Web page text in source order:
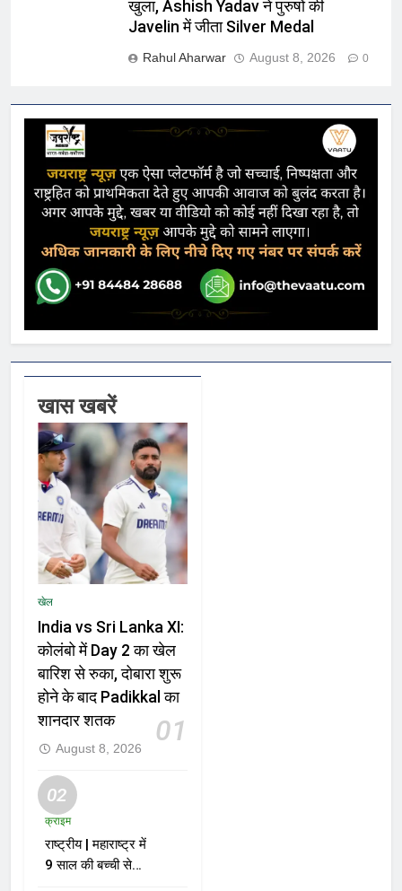
खुला, Ashish Yadav ने पुरुषों की
Javelin में जीता Silver Medal
Rahul Aharwar August 8, 2026 0
खास खबरें
खेल
India vs Sri Lanka XI:
कोलंबो में Day 2 का खेल
बारिश से रुका, दोबारा शुरू
होने के बाद Padikkal का
शानदार शतक
01
August 8, 2026
02
क्राइम
राष्ट्रीय | महाराष्ट्र में
9 साल की बच्ची से